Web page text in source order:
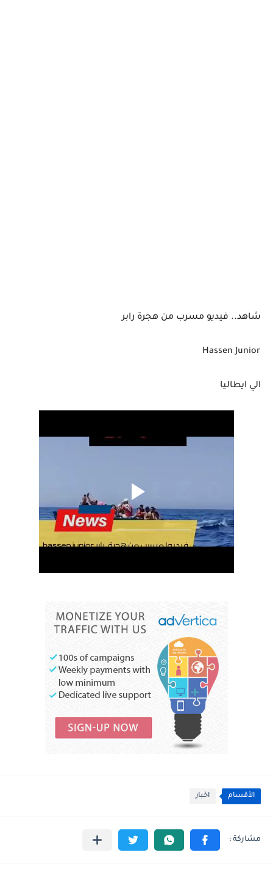
شاهد.. فيديو مسرب من هجرة رابر
Hassen Junior
الي ايطاليا
الأقسام اخبار